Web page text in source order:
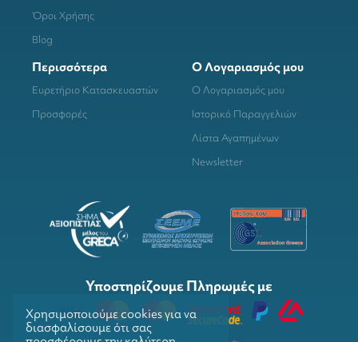
Όροι Χρήσης
Blog
Περισσότερα
Ευρετήριο Κατασκευαστών
Προσφορές
Ο Λογαριασμός μου
Ο Λογαριασμός μου
Ιστορικό Παραγγελιών
Λίστα Αγαπημένων
Newsletter
Υποστηρίζουμε Πληρωμές με
Χρησιμοποιούμε cookies για να
διασφαλίσουμε ότι σας